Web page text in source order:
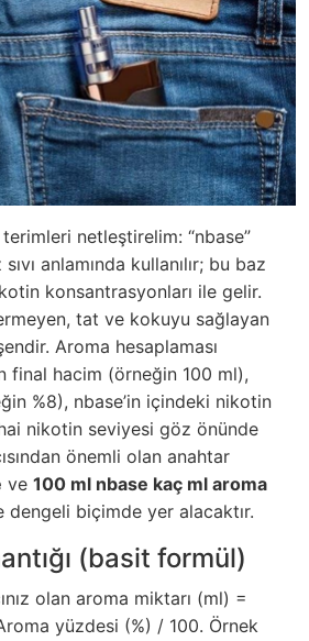
netleştirelim: “nbase”
anlamında kullanılır; bu baz
konsantrasyonları ile gelir.
tat ve kokuyu sağlayan
Aroma hesaplaması
final hacim (örneğin 100 ml),
%8), nbase’in içindeki nikotin
nikotin seviyesi göz önünde
önemli olan anahtar
ve 100 ml nbase kaç ml aroma
dengeli biçimde yer alacaktır.
(basit formül)
olan aroma miktarı (ml) =
yüzdesi (%) / 100. Örnek